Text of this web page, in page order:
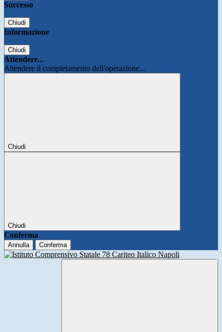
Successo
Chiudi
Informazione
Chiudi
Attendere...
Attendere il completamento dell'operazione...
Chiudi
Chiudi
Conferma
Annulla Conferma